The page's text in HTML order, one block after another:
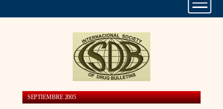
SEPTIEMBRE 2005